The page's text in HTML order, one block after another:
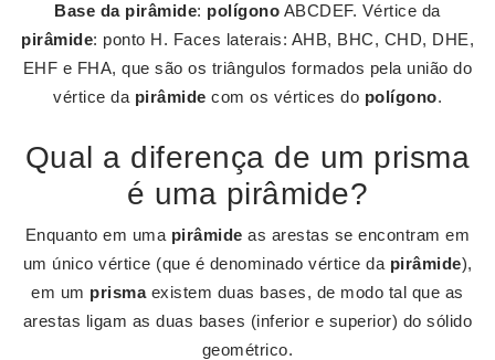
Base da pirâmide: polígono ABCDEF. Vértice da
pirâmide: ponto H. Faces laterais: AHB, BHC, CHD, DHE,
EHF e FHA, que são os triângulos formados pela união do
vértice da pirâmide com os vértices do polígono.
Qual a diferença de um prisma
é uma pirâmide?
Enquanto em uma pirâmide as arestas se encontram em
um único vértice (que é denominado vértice da pirâmide),
em um prismaexistem duas bases, de modo tal que as
arestas ligam as duas bases (inferior e superior) do sólido
geométrico.